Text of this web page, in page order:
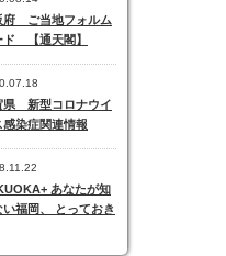
府 ご当地フォルム
ド 【通天閣】
県 新型コロナウイ
感染症関連情報
あなたが知
い福岡、 とっておき